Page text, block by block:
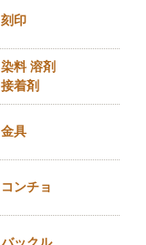
刻印
染料 溶剤
接着剤
金具
コンチョ